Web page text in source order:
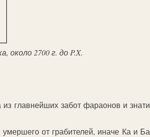
2700 г. до P.X.
главнейших забот фараонов и знати
от грабителей, иначе Ка и Ба